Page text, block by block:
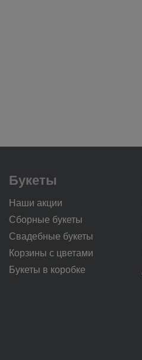
Букеты
Наши акции
Сборные букеты
Свадебные букеты
Корзины с цветами
Букеты в коробке